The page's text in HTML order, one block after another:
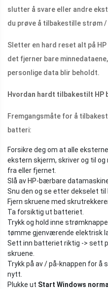
slutter å svare eller andre
du prøve å tilbakestille strøm
Sletter en hard reset alt på
det fjerner bare
personlige data blir beholdt.
Hvordan hardt tilbakestilt HP
Fremgangsmåte for å
batteri:
Forsikre deg om at alle
ekstern skjerm, skriver og til
fra eller fjernet.
Slå av HP-bærbare
Snu den og se etter dekselet
Fjern skruene med
Ta forsiktig ut batteriet.
Trykk og hold inne
tømme gjenværende elektrisk
Sett inn batteriet riktig -> sett
skruene.
Trykk på av / på-knappen for
nytt.
Plukke ut Start Windows